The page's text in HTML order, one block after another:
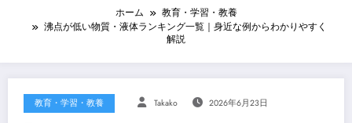
ホーム
教育・学習・教養
沸点が低い物質・液体ランキング一覧｜身近な例からわかりやすく
解説
教育・学習・教養 Takako 2026年6月23日